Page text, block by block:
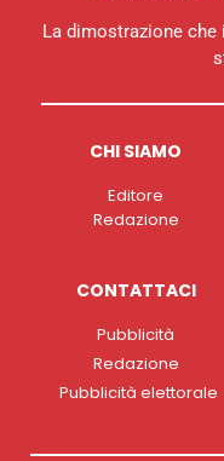
La dimostrazione
CHI SIAMO
Editore
Redazione
CONTATTACI
Pubblicità
Redazione
Pubblicità elettorale